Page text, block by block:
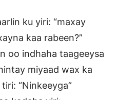
ku yiri: “maxay
kaa rabeen?”
oo indhaha taageeysa
miyaad wax ka
“Ninkeeyga”